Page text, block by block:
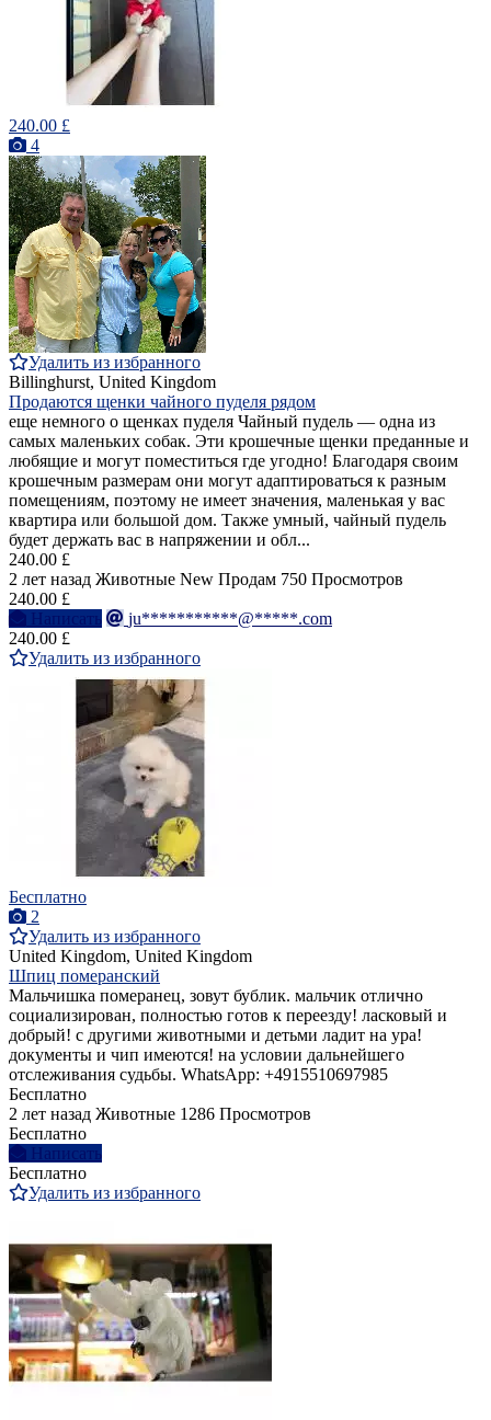
240.00 £
4
Удалить из избранного
Billinghurst, United Kingdom
Продаются щенки чайного пуделя рядом
еще немного о щенках пуделя Чайный пудель — одна из
самых маленьких собак. Эти крошечные щенки преданные и
любящие и могут поместиться где угодно! Благодаря своим
крошечным размерам они могут адаптироваться к разным
помещениям, поэтому не имеет значения, маленькая у вас
квартира или большой дом. Также умный, чайный пудель
будет держать вас в напряжении и обл...
240.00 £
2 лет назад Животные New Продам 750 Просмотров
240.00 £
Написать
ju***********@*****.com
240.00 £
Удалить из избранного
Бесплатно
2
Удалить из избранного
United Kingdom, United Kingdom
Шпиц померанский
Мальчишка померанец, зовут бублик. мальчик отлично
социализирован, полностью готов к переезду! ласковый и
добрый! с другими животными и детьми ладит на ура!
документы и чип имеются! на условии дальнейшего
отслеживания судьбы. WhatsApp: +4915510697985
Бесплатно
2 лет назад Животные 1286 Просмотров
Бесплатно
Написать
Бесплатно
Удалить из избранного